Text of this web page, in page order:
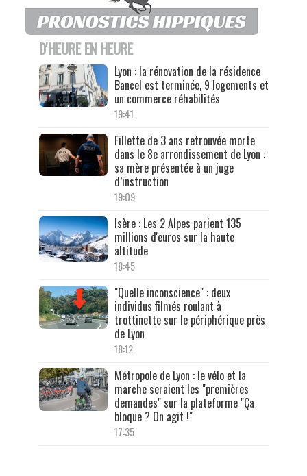
D'HEURE EN HEURE
Lyon : la rénovation de la résidence
Bancel est terminée, 9 logements et
un commerce réhabilités
19:41
Fillette de 3 ans retrouvée morte
dans le 8e arrondissement de Lyon :
sa mère présentée à un juge
d’instruction
19:09
Isère : Les 2 Alpes parient 135
millions d'euros sur la haute
altitude
18:45
"Quelle inconscience" : deux
individus filmés roulant à
trottinette sur le périphérique près
de Lyon
18:12
Métropole de Lyon : le vélo et la
marche seraient les "premières
demandes" sur la plateforme "Ça
bloque ? On agit !"
17:35